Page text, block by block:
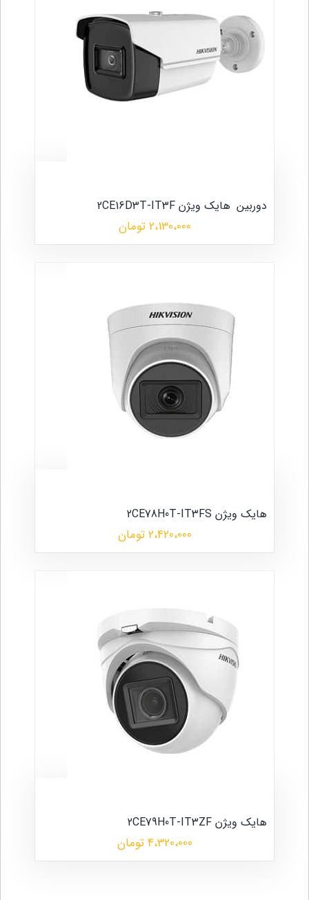
دوربین هایک ویژن 2CE16D3T-IT3F
2،130،000 تومان
هایک ویژن 2CE78H0T-IT3FS
2،420،000 تومان
هایک ویژن 2CE79H0T-IT3ZF
4،320،000 تومان